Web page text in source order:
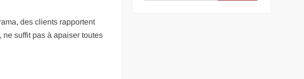
des clients rapportent
suffit pas à apaiser toutes